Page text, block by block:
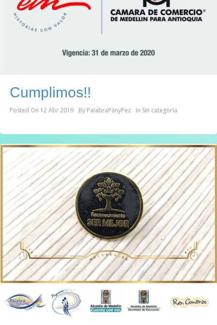
Cumplimos!!
Posted On 12 Abr 2019 By PalabraPanyPez In Sin categoría